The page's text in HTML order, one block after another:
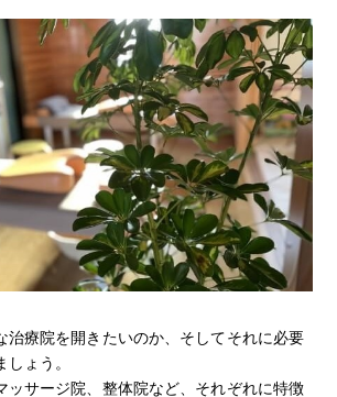
治療院を開きたいのか、そしてそれに必要
ょう。
ッサージ院、整体院など、それぞれに特徴